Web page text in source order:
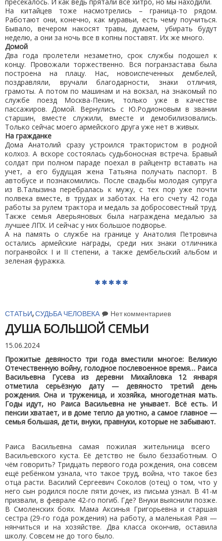
На китайцев тоже насмотрелись – граница-то рядом.
Работают они, конечно, как муравьи, есть чему поучиться.
Бывало, вечером накосят травы, думаем, убирать будут
неделю, а они за ночь все в копны поставят. Их же много.
Домой
Два года пролетели незаметно, срок службы подошел к
концу. Провожали торжественно. Вся погранзастава была
построена на плацу. Нас, новоиспеченных дембелей,
поздравляли, вручали благодарности, знаки отличия,
грамоты. А потом по машинам и на вокзал, на знакомый по
службе поезд Москва-Пекин, только уже в качестве
пассажиров. Домой. Вернулись с Ю.Родионовым в звании
старшин, вместе служили, вместе и демобилизовались.
Только сейчас моего армейского друга уже нет в живых.
На гражданке
Дома Анатолий сразу устроился трактористом в родной
колхоз. А вскоре состоялась судьбоносная встреча. Бравый
солдат при полном параде поехал в райцентр вставать на
учет, а его будущая жена Татьяна получать паспорт. В
автобусе и познакомились. После свадьбы молодая супруга
из В.Талызина перебралась к мужу, с тех пор уже почти
полвека вместе, в трудах и заботах. На его счету 42 года
работы за рулем трактора и медаль за добросовестный труд.
Также семья Аверьяновых была награждена медалью за
лучшее ЛПХ. И сейчас у них большое подворье.
А на память о службе на границе у Анатолия Петровича
остались армейские награды, среди них знаки отличника
погранвойск I и II степени, а также дембельский альбом и
зеленая фуражка.
СТАТЬИ,СУДЬБА ЧЕЛОВЕКА Нет комментариев
ДУША БОЛЬШОЙ СЕМЬИ
15.06.2024
Прожитые девяносто три года вместили многое: Великую
Отечественную войну, голодное послевоенное время… Раиса
Васильевна Гусева из деревни Михайловка 12 января
отметила серьёзную дату — девяносто третий день
рождения. Она и труженица, и хозяйка, многодетная мать.
Годы идут, но Раиса Васильевна не унывает. Всё есть. И
пенсии хватает, и в доме тепло да уютно, а самое главное —
семья большая, дети, внуки, правнуки, которые не забывают.
Раиса Васильевна самая пожилая жительница всего
Васильевского куста. Её детство не было беззаботным. О
чём говорить? Тридцать первого года рождения, она совсем
ещё ребёнком узнала, что такое труд, война, что такое без
отца расти. Василий Сергеевич Соколов (отец) о том, что у
него сын родился после пяти дочек, из письма узнал. В 41-м
призвали, в феврале 42-го погиб. Где? Внуки выяснили позже.
В Смоленских боях. Мама Аксинья Григорьевна и старшая
сестра (29-го года рождения) на работу, а маленькая Рая —
нянчиться и на хозяйстве. Два класса окончив, оставила
школу. Совсем не до того было.